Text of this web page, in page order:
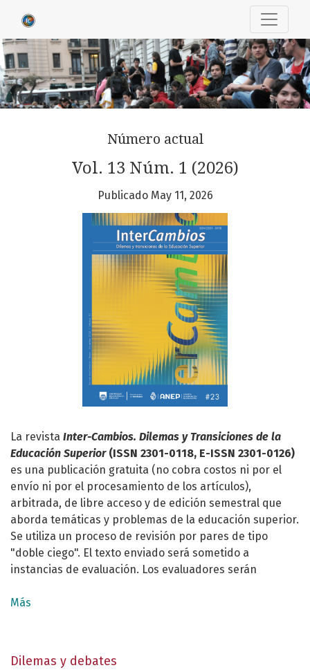
InterCambios. Dilemas y
Número actual
Vol. 13 Núm. 1 (2026)
Publicado May 11, 2026
La revista Inter-Cambios. Dilemas y Transiciones de la
Educación Superior(ISSN 2301-0118, E-ISSN 2301-0126)
es una publicación gratuita (no cobra costos ni por el
envío ni por el procesamiento de los artículos),
arbitrada, de libre acceso y de edición semestral que
aborda temáticas y problemas de la educación superior.
Se utiliza un proceso de revisión por pares de tipo
"doble ciego". El texto enviado será sometido a
instancias de evaluación. Los evaluadores serán
tema de referencia; su identidad será reservada, como
equipo editorial y a la institución editora.
Más
Dilemas y debates